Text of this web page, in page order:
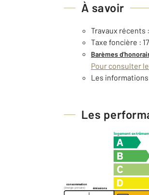
À savoir
Travaux récents
Taxe foncière :
Barèmes
Pour consulter
Les
Les
logement
consommation
émissions
(énergie primaire)